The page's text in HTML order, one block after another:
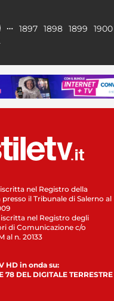
… 1897 1898 1899 1900
nel Registro della
il Tribunale di Salerno al
nel Registro degli
di Comunicazione c/o
al n. 20133
HD in onda su:
78 DEL DIGITALE TERRESTRE